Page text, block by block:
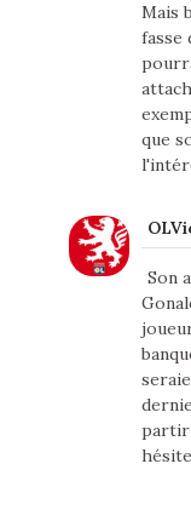
Mais
fasse
que
Son
partir